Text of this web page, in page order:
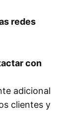
redes
con
adicional
clientes y